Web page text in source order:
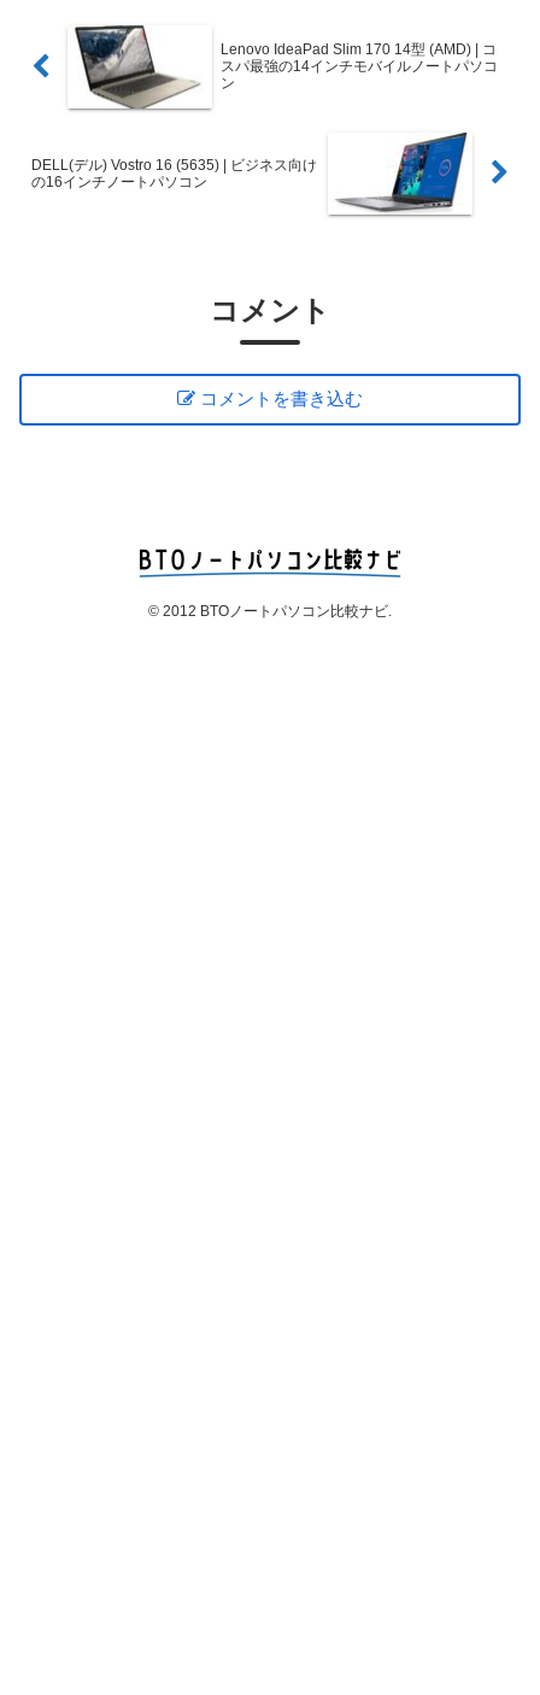
Lenovo IdeaPad Slim 170 14型 (AMD) | コ
スパ最強の14インチモバイルノートパソコ
ン
DELL(デル) Vostro 16 (5635) | ビジネス向け
の16インチノートパソコン
コメント
コメントを書き込む
© 2012 BTOノートパソコン比較ナビ.